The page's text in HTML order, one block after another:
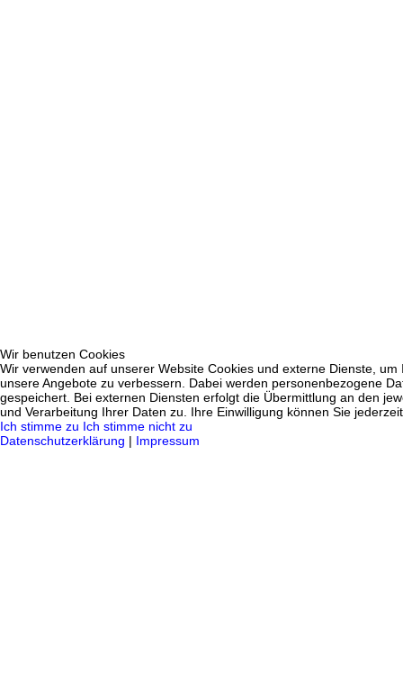
Wir benutzen Cookies
Wir verwenden auf unserer Website Cookies und externe Dienste,
unsere Angebote zu verbessern. Dabei werden personenbezogene
gespeichert. Bei externen Diensten erfolgt die Übermittlung an den
und Verarbeitung Ihrer Daten zu. Ihre Einwilligung können Sie
Ich stimme zu Ich stimme nicht zu
Datenschutzerklärung | Impressum